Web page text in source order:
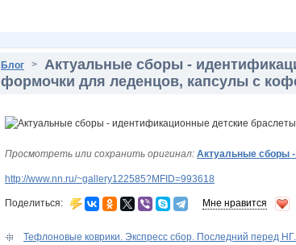
Блог > Актуальные сборы -
формочки для леденцов, капсулы с
Просмотреть или сохранить оригинал: Актуальные сборы
http://www.nn.ru/~gallery122585?MFID=993618
Поделиться: Мне нравится
Тефлоновые коврики. Экспресс сбор. Последний перед НГ.